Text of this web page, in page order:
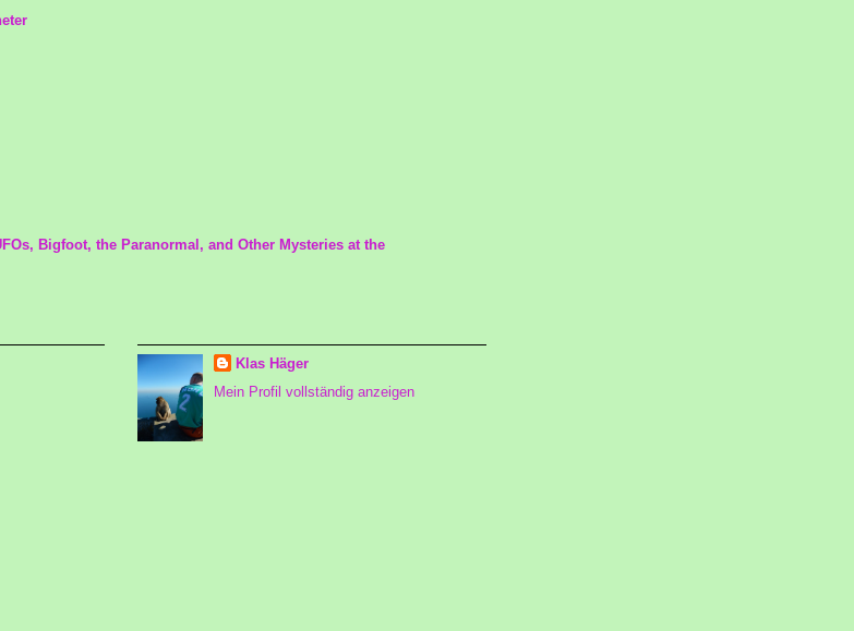
Bigfoot, the Paranormal, and Other Mysteries at the
Klas Häger
Mein Profil vollständig anzeigen